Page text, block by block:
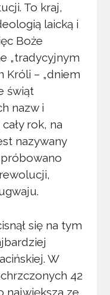
To kraj,
laicką i
Boże
„tradycyjnym
Króli – „dniem
świąt
nazw i
rok, na
nazywany
próbowano
się na tym
W
42
największa ze